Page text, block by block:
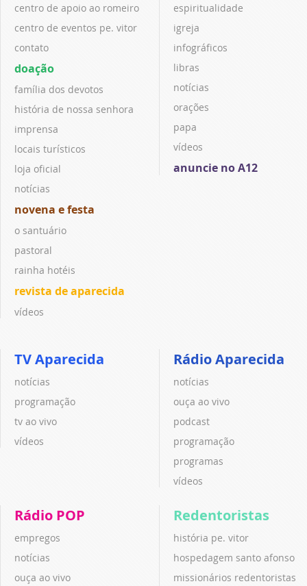
centro de apoio ao romeiro
centro de eventos pe. vitor
contato
doação
família dos devotos
história de nossa senhora
imprensa
locais turísticos
loja oficial
notícias
novena e festa
o santuário
pastoral
rainha hotéis
revista de aparecida
vídeos
espiritualidade
igreja
infográficos
libras
notícias
orações
papa
vídeos
anuncie no A12
TV Aparecida
notícias
programação
tv ao vivo
vídeos
Rádio Aparecida
notícias
ouça ao vivo
podcast
programação
programas
vídeos
Rádio POP
empregos
notícias
ouça ao vivo
Redentoristas
história pe. vitor
hospedagem santo afonso
missionários redentoristas